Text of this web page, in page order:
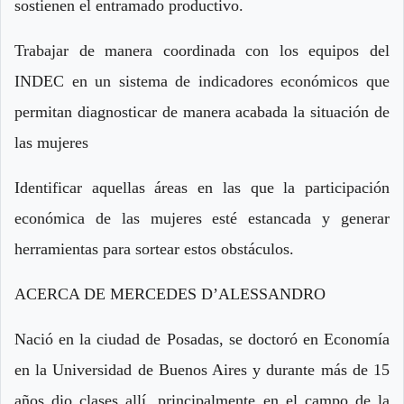
sostienen el entramado productivo.
Trabajar de manera coordinada con los equipos del
INDEC en un sistema de indicadores económicos que
permitan diagnosticar de manera acabada la situación de
las mujeres
Identificar aquellas áreas en las que la participación
económica de las mujeres esté estancada y generar
herramientas para sortear estos obstáculos.
ACERCA DE MERCEDES D’ALESSANDRO
Nació en la ciudad de Posadas, se doctoró en Economía
en la Universidad de Buenos Aires y durante más de 15
años dio clases allí, principalmente en el campo de la